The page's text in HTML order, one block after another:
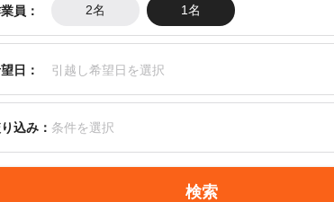
員： 2名 1名
日： 引越し希望日を選択
込み： 条件を選択
検索